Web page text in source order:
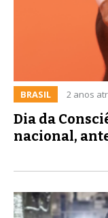
BRASIL 2 anos
Dia da
nacional,